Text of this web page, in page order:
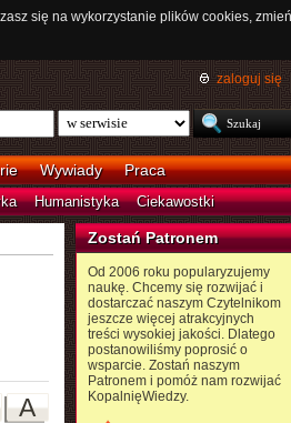
się na wykorzystanie plików cookies,
zaloguj się
Wywiady Praca
Humanistyka Ciekawostki
A
Zostań Patronem
Od 2006 roku popularyzujemy
naukę. Chcemy się rozwijać i
dostarczać naszym Czytelnikom
jeszcze więcej atrakcyjnych
treści wysokiej jakości. Dlatego
postanowiliśmy poprosić o
wsparcie. Zostań naszym
Patronem i pomóż nam rozwijać
KopalnięWiedzy.